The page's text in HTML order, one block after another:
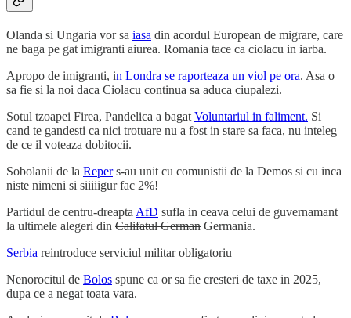
Olanda si Ungaria vor sa iasa din acordul European de migrare, care
ne baga pe gat imigranti aiurea. Romania tace ca ciolacu in iarba.
Apropo de imigranti, in Londra se raporteaza un viol pe ora. Asa o
sa fie si la noi daca Ciolacu continua sa aduca ciupalezi.
Sotul tzoapei Firea, Pandelica a bagat Voluntariul in faliment. Si
cand te gandesti ca nici trotuare nu a fost in stare sa faca, nu inteleg
de ce il voteaza dobitocii.
Sobolanii de la Repers-au unit cu comunistii de la Demos si cu inca
niste nimeni si siiiiigur fac 2%!
Partidul de centru-dreapta AfD sufla in ceava celui de guvernamant
la ultimele alegeri din Califatul German Germania.
Serbia reintroduce serviciul militar obligatoriu
Nenorocitul de Bolos spune ca or sa fie cresteri de taxe in 2025,
dupa ce a negat toata vara.